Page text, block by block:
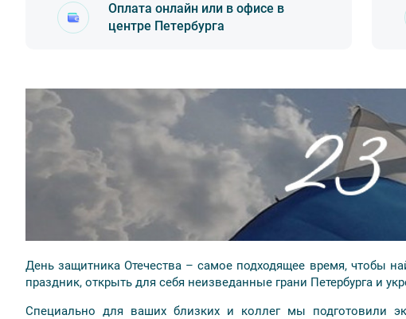
Оплата онлайн или в офисе в
центре Петербурга
Онлайн с помощью карт VISA, MasterCard, МИР (надёжный
Яндекс.Деньги
Наличными или картой VISA, MasterCard, МИР в офисе по
Вы можете заказать доставку билетов себе домой или
доставки согласовываются с менеджером компании
День защитника Отечества – самое подходящее время, чтобы
праздник, открыть для себя неизведанные грани Петербурга и
Специально для ваших близких и коллег мы подготовили